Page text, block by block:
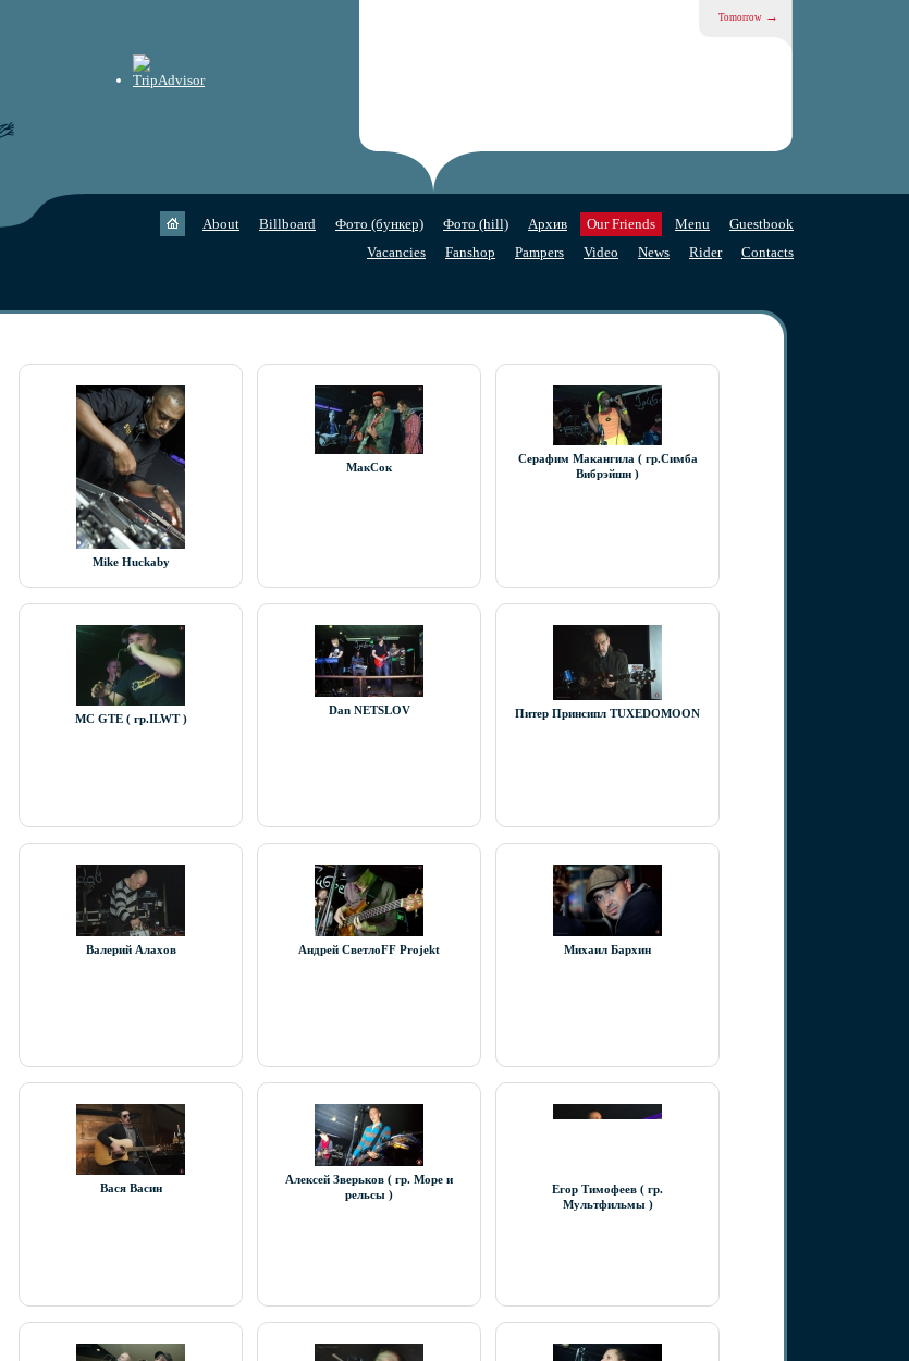
Tomorrow →
About Billboard Фото (бункер) Фото (hill) Архив Our Friends Menu
Guestbook
Vacancies
Fanshop Pampers Video News Rider Contacts
Мike Huckaby
МакСок
Серафим Макангила ( гр.Симба
Вибрэйшн )
MC GTE ( гр.ILWT )
Dan NETSLOV Питер Принсипл TUXEDOMOON
Валерий Алахов Андрей СветлоFF Projekt Михаил Бархин
Вася Васин
Алексей Зверьков ( гр. Море и
рельсы )
Егор Тимофеев ( гр.
Мультфильмы )